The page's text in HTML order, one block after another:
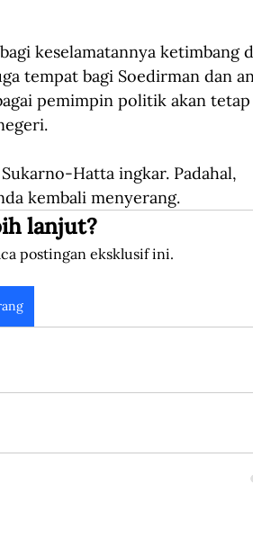
keselamatannya ketimbang
tempat bagi Soedirman dan
pemimpin politik akan
Hatta ingkar. Padahal,
kembali menyerang.
lanjut?
postingan eksklusif ini.